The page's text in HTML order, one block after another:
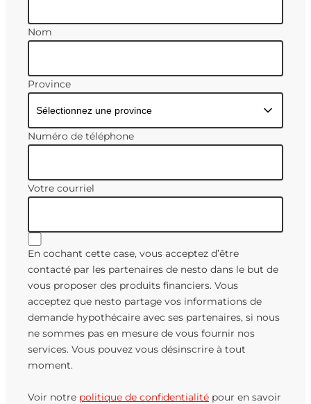
Nom
Province
Numéro de téléphone
Votre courriel
En cochant cette case, vous acceptez d’être
contacté par les partenaires de nesto dans le but de
vous proposer des produits financiers. Vous
acceptez que nesto partage vos informations de
demande hypothécaire avec ses partenaires, si nous
ne sommes pas en mesure de vous fournir nos
services. Vous pouvez vous désinscrire à tout
moment.
Voir notre politique de confidentialité pour en savoir